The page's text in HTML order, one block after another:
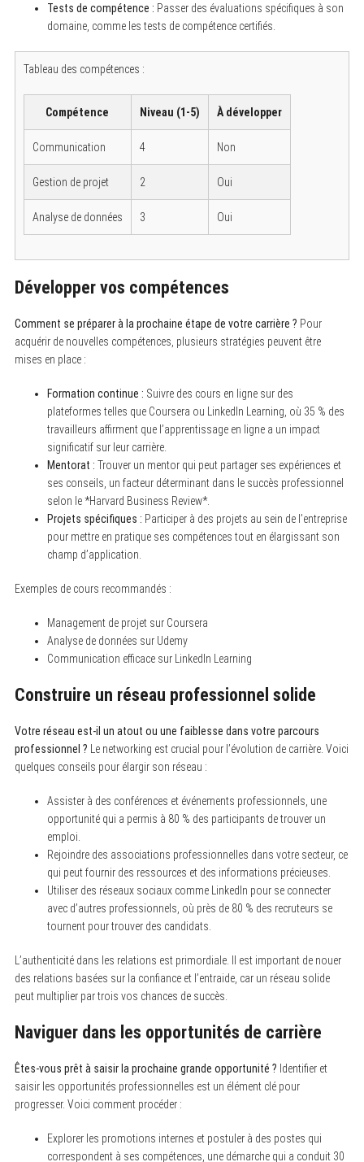
Tests de compétence : Passer des évaluations spécifiques à son
domaine, comme les tests de compétence certifiés.
Tableau des compétences :
Compétence Niveau (1-5) À développer
Communication 4 Non
Gestion de projet 2 Oui
Analyse de données 3 Oui
Développer vos compétences
Comment se préparer à la prochaine étape de votre carrière ? Pour
acquérir de nouvelles compétences, plusieurs stratégies peuvent être
mises en place :
Formation continue : Suivre des cours en ligne sur des
plateformes telles que Coursera ou LinkedIn Learning, où 35 % des
travailleurs affirment que l’apprentissage en ligne a un impact
significatif sur leur carrière.
Mentorat : Trouver un mentor qui peut partager ses expériences et
ses conseils, un facteur déterminant dans le succès professionnel
selon le *Harvard Business Review*.
Projets spécifiques : Participer à des projets au sein de l’entreprise
pour mettre en pratique ses compétences tout en élargissant son
champ d’application.
Exemples de cours recommandés :
Management de projet sur Coursera
Analyse de données sur Udemy
Communication efficace sur LinkedIn Learning
Construire un réseau professionnel solide
Votre réseau est-il un atout ou une faiblesse dans votre parcours
professionnel ? Le networking est crucial pour l’évolution de carrière. Voici
quelques conseils pour élargir son réseau :
Assister à des conférences et événements professionnels, une
opportunité qui a permis à 80 % des participants de trouver un
emploi.
Rejoindre des associations professionnelles dans votre secteur, ce
qui peut fournir des ressources et des informations précieuses.
Utiliser des réseaux sociaux comme LinkedIn pour se connecter
avec d’autres professionnels, où près de 80 % des recruteurs se
tournent pour trouver des candidats.
L’authenticité dans les relations est primordiale. Il est important de nouer
des relations basées sur la confiance et l’entraide, car un réseau solide
peut multiplier par trois vos chances de succès.
Naviguer dans les opportunités de carrière
Êtes-vous prêt à saisir la prochaine grande opportunité ? Identifier et
saisir les opportunités professionnelles est un élément clé pour
progresser. Voici comment procéder :
Explorer les promotions internes et postuler à des postes qui
correspondent à ses compétences, une démarche qui a conduit 30
S
e
a
c
h
f
: